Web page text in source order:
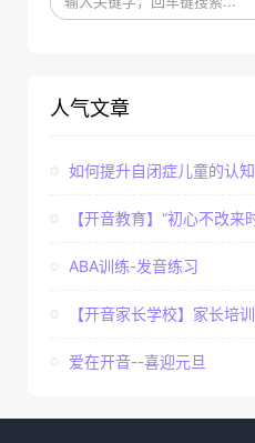
人气文章
如何提升自闭症儿童的认
【开音教育】“初心不改来
ABA训练-发音练习
【开音家长学校】家长培训
爱在开音--喜迎元旦